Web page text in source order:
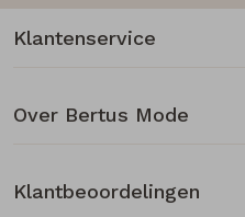
Klantenservice
Over Bertus Mode
Klantbeoordelingen